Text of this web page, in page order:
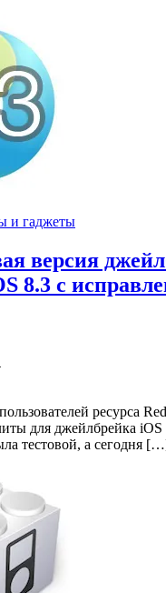
и гаджеты
версия
8.3 с
ресурса
для джейлбрейка
тестовой, а сегодня